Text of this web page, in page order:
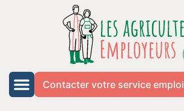
Contacter votre service emploi